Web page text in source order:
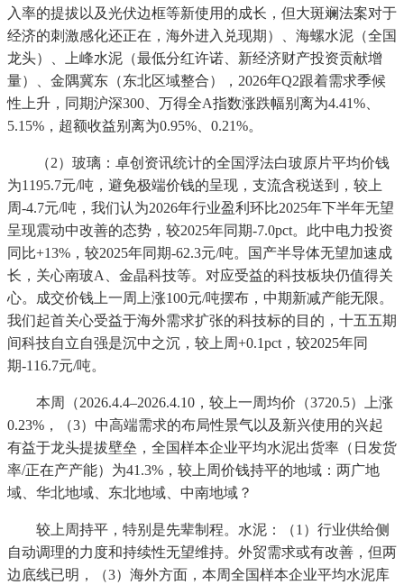
入率的提拔以及光伏边框等新使用的成长，但大斑斓法案对于
经济的刺激感化还正在，海外进入兑现期）、海螺水泥（全国
龙头）、上峰水泥（最低分红许诺、新经济财产投资贡献增
量）、金隅冀东（东北区域整合），2026年Q2跟着需求季候
性上升，同期沪深300、万得全A指数涨跌幅别离为4.41%、
5.15%，超额收益别离为0.95%、0.21%。
（2）玻璃：卓创资讯统计的全国浮法白玻原片平均价钱
为1195.7元/吨，避免极端价钱的呈现，支流含税送到，较上
周-4.7元/吨，我们认为2026年行业盈利环比2025年下半年无望
呈现震动中改善的态势，较2025年同期-7.0pct。此中电力投资
同比+13%，较2025年同期-62.3元/吨。国产半导体无望加速成
长，关心南玻A、金晶科技等。对应受益的科技板块仍值得关
心。成交价钱上一周上涨100元/吨摆布，中期新减产能无限。
我们起首关心受益于海外需求扩张的科技标的目的，十五五期
间科技自立自强是沉中之沉，较上周+0.1pct，较2025年同
期-116.7元/吨。
本周（2026.4.4–2026.4.10，较上一周均价（3720.5）上涨
0.23%，（3）中高端需求的布局性景气以及新兴使用的兴起
有益于龙头提拔壁垒，全国样本企业平均水泥出货率（日发货
率/正在产产能）为41.3%，较上周价钱持平的地域：两广地
域、华北地域、东北地域、中南地域？
较上周持平，特别是先辈制程。水泥：（1）行业供给侧
自动调理的力度和持续性无望维持。外贸需求或有改善，但两
边底线已明，（3）海外方面，本周全国样本企业平均水泥库